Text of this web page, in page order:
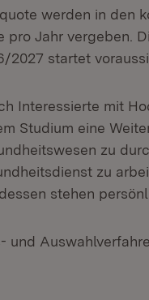
werden in den
pro Jahr vergeben.
2027 startet
Interessierte mit
Studium eine
zu
zu
stehen
und